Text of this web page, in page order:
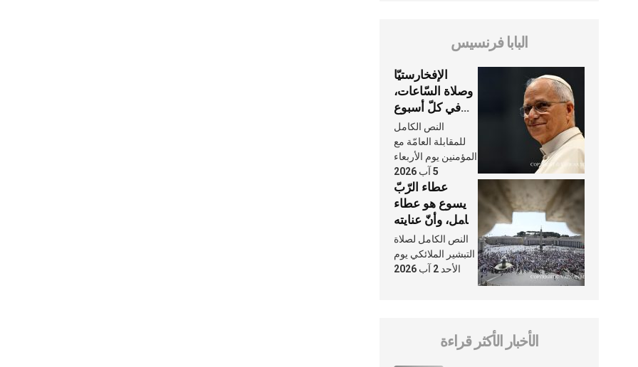
البابا فرنسيس
الإفخارستيّا
وصلاة السّاعات،
في كلّ أسبوع
وكلّ يوم، هما
النَّفَس في حياة
الكنيسة
النص الكامل
للمقابلة العامّة مع
المؤمنين يوم الأربعاء
5 آب 2026
عطاء الرّبّ
يسوع هو عطاء
شامل، وأنّ عنايته
بنا لا تغيب عنّا
أبدًا
النص الكامل لصلاة
التبشير الملائكي يوم
الأحد 2 آب 2026
الأخبار الأكثر قراءة